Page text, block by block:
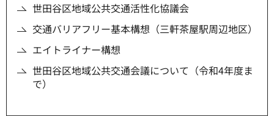
世田谷区地域公共交通活性化協議会
交通バリアフリー基本構想（三軒茶屋駅周辺地区）
エイトライナー構想
世田谷区地域公共交通会議について（令和4年度ま
で）